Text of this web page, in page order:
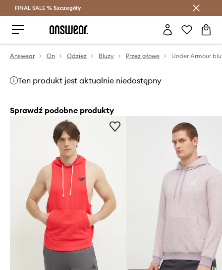
Oszczędzaj z Answear Club >
FINAL SALE % Szczegóły
Answear On Odzież Bluzy Przez głowę Under Armour
Ten produkt jest aktualnie niedostępny
Sprawdź podobne produkty